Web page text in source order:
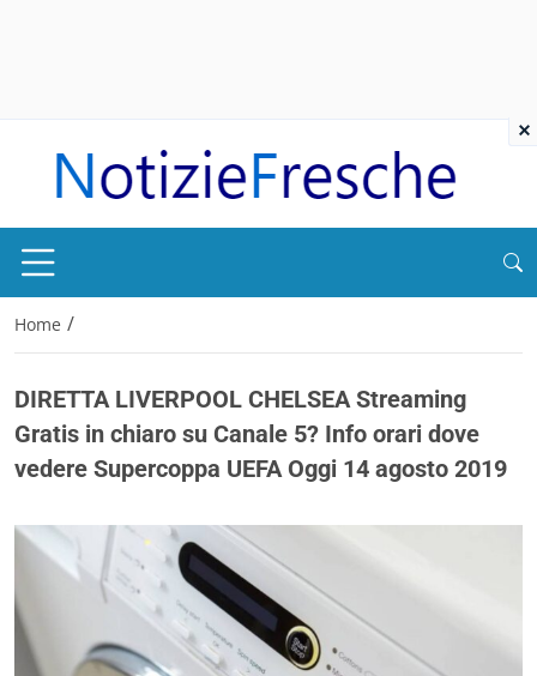
Home /
DIRETTA LIVERPOOL CHELSEA Streaming
Gratis in chiaro su Canale 5? Info orari dove
vedere Supercoppa UEFA Oggi 14 agosto 2019
×